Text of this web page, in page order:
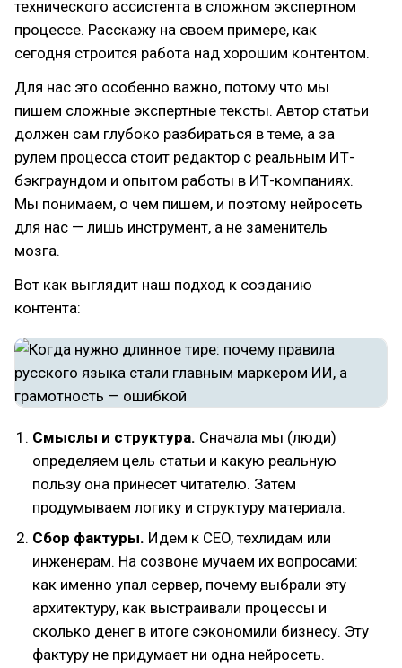
технического ассистента в сложном экспертном
процессе. Расскажу на своем примере, как
сегодня строится работа над хорошим контентом.
Для нас это особенно важно, потому что мы
пишем сложные экспертные тексты. Автор статьи
должен сам глубоко разбираться в теме, а за
рулем процесса стоит редактор с реальным ИТ-
бэкграундом и опытом работы в ИТ-компаниях.
Мы понимаем, о чем пишем, и поэтому нейросеть
для нас — лишь инструмент, а не заменитель
мозга.
Вот как выглядит наш подход к созданию
контента:
Смыслы и структура. Сначала мы (люди)
определяем цель статьи и какую реальную
пользу она принесет читателю. Затем
продумываем логику и структуру материала.
Сбор фактуры. Идем к CEO, техлидам или
инженерам. На созвоне мучаем их вопросами:
как именно упал сервер, почему выбрали эту
архитектуру, как выстраивали процессы и
сколько денег в итоге сэкономили бизнесу. Эту
фактуру не придумает ни одна нейросеть.